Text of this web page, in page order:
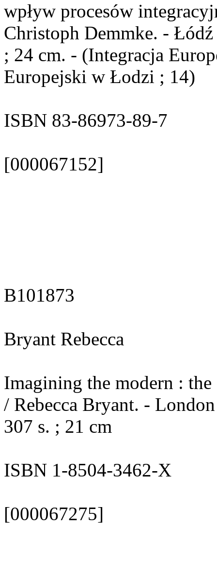
wpływ procesów
Christoph Demmke. -
; 24 cm. - (Integracja
Europejski w Łodzi ; 14)
ISBN 83-86973-89-7
[000067152]
B101873
Bryant Rebecca
Imagining the modern :
/ Rebecca Bryant. -
307 s. ; 21 cm
ISBN 1-8504-3462-X
[000067275]